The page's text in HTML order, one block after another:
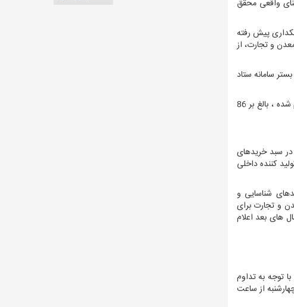
واقعی محقق
پیش رفته
و تجارت، از
سامانه ستاد
به گفته شفیعی، در بخش خریدهای عمده بانک طی سال گذشته از 18 فقره مناقصه عمومی به ارزش1533 میلیارد ریال که در مرکز انجام شده ، بالغ بر 86
در سبد خریدهای
کننده داخلی
شناسایی و
و تجارت برای
های بعد اعلام
توجه به تداوم
شنبه تا چهارشنبه از ساعت